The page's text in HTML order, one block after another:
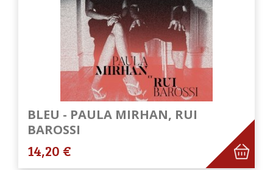
BLEU - PAULA MIRHAN, RUI
BAROSSI
14,20 €